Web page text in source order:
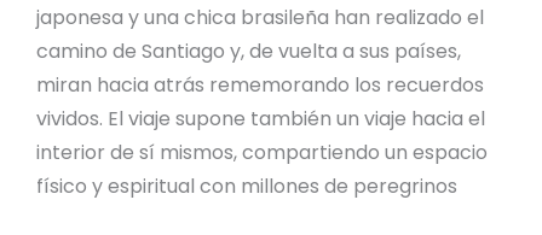
japonesa y una chica brasileña han realizado el
camino de Santiago y, de vuelta a sus países,
miran hacia atrás rememorando los recuerdos
vividos. El viaje supone también un viaje hacia el
interior de sí mismos, compartiendo un espacio
físico y espiritual con millones de peregrinos